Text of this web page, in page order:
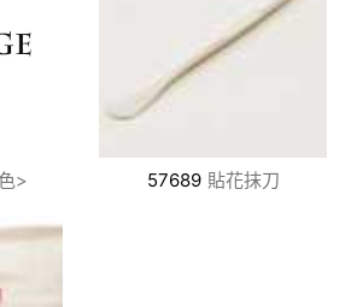
> 57689 貼花抹刀